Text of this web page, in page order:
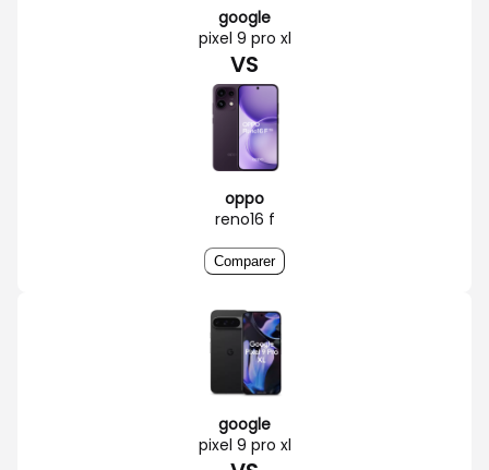
google
pixel 9 pro xl
VS
oppo
reno16 f
Comparer
google
pixel 9 pro xl